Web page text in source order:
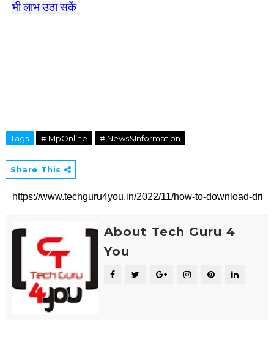
भी लाभ उठा सकें
Tags # MpOnline # News&Information
Share This
About Tech Guru 4
You